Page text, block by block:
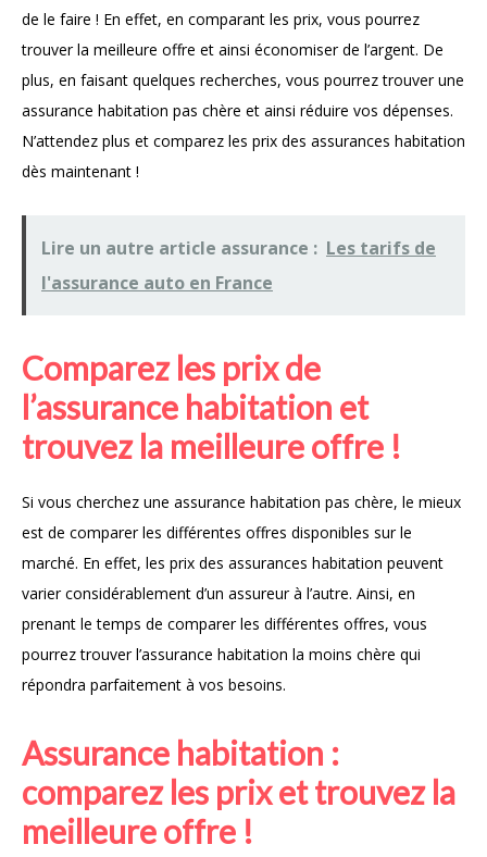
de le faire ! En effet, en comparant les prix, vous pourrez
trouver la meilleure offre et ainsi économiser de l’argent. De
plus, en faisant quelques recherches, vous pourrez trouver une
assurance habitation pas chère et ainsi réduire vos dépenses.
N’attendez plus et comparez les prix des assurances habitation
dès maintenant !
Lire un autre article assurance : Les tarifs de
l'assurance auto en France
Comparez les prix de
l’assurance habitation et
trouvez la meilleure offre !
Si vous cherchez une assurance habitation pas chère, le mieux
est de comparer les différentes offres disponibles sur le
marché. En effet, les prix des assurances habitation peuvent
varier considérablement d’un assureur à l’autre. Ainsi, en
prenant le temps de comparer les différentes offres, vous
pourrez trouver l’assurance habitation la moins chère qui
répondra parfaitement à vos besoins.
Assurance habitation :
comparez les prix et trouvez la
meilleure offre !